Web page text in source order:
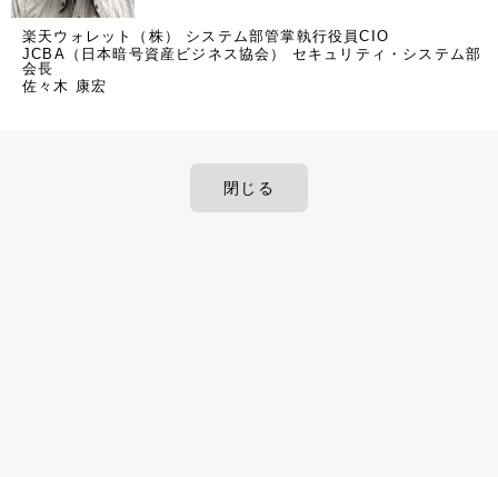
楽天ウォレット（株） システム部管掌執行役員CIO
JCBA（日本暗号資産ビジネス協会） セキュリティ・システム部
会長
佐々木 康宏
閉じる